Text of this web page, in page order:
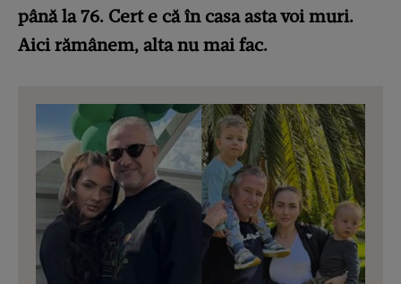
până la 76. Cert e că în casa asta voi muri.
Aici rămânem, alta nu mai fac.